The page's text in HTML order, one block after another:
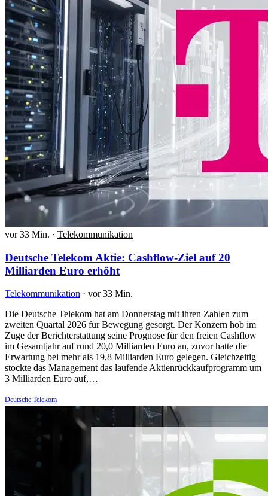
vor 33 Min. · Telekommunikation
Deutsche Telekom Aktie: Cashflow-Ziel auf 20
Milliarden Euro erhöht
Telekommunikation · vor 33 Min.
Die Deutsche Telekom hat am Donnerstag mit ihren Zahlen zum
zweiten Quartal 2026 für Bewegung gesorgt. Der Konzern hob im
Zuge der Berichterstattung seine Prognose für den freien Cashflow
im Gesamtjahr auf rund 20,0 Milliarden Euro an, zuvor hatte die
Erwartung bei mehr als 19,8 Milliarden Euro gelegen. Gleichzeitig
stockte das Management das laufende Aktienrückkaufprogramm um
3 Milliarden Euro auf,…
Deutsche Telekom